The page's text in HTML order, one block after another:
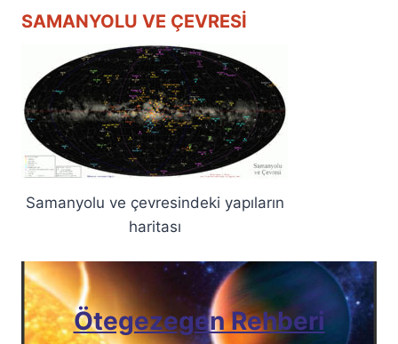
SAMANYOLU VE ÇEVRESI
Samanyolu ve çevresindeki yapıların
haritası
Ötegezegen Rehberi